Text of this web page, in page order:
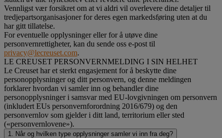
Vennligst vær forsikret om at vi aldri vil overlevere dine detaljer til
tredjepartsorganisasjoner for deres egen markedsføring uten at du
har gitt tillatelse.
For eventuelle opplysninger eller for å utøve dine
personvernrettigheter, kan du sende oss e-post til
privacy@lecreuset.com.
LE CREUSET PERSONVERNMELDING I SIN HELHET
Le Creuset har et sterkt engasjement for å beskytte dine
personopplysninger og ditt personvern, og denne meldingen
forklarer hvordan vi samler inn og behandler dine
personopplysninger i samsvar med EU-lovgivningen om personvern
(inkludert EUs personvernforordning 2016/679) og den
personvernlov som gjelder i ditt land, territorium eller sted
(«personvernlovene»).
1. Når og hvilken type opplysninger samler vi inn fra deg?